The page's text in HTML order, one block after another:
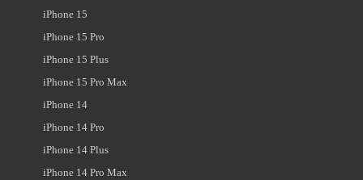
iPhone 15
iPhone 15 Pro
iPhone 15 Plus
iPhone 15 Pro Max
iPhone 14
iPhone 14 Pro
iPhone 14 Plus
iPhone 14 Pro Max